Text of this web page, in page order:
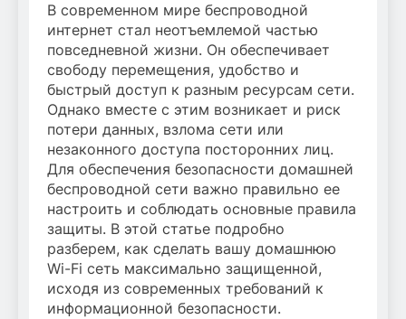
В современном мире беспроводной
интернет стал неотъемлемой частью
повседневной жизни. Он обеспечивает
свободу перемещения, удобство и
быстрый доступ к разным ресурсам сети.
Однако вместе с этим возникает и риск
потери данных, взлома сети или
незаконного доступа посторонних лиц.
Для обеспечения безопасности домашней
беспроводной сети важно правильно ее
настроить и соблюдать основные правила
защиты. В этой статье подробно
разберем, как сделать вашу домашнюю
Wi-Fi сеть максимально защищенной,
исходя из современных требований к
информационной безопасности.